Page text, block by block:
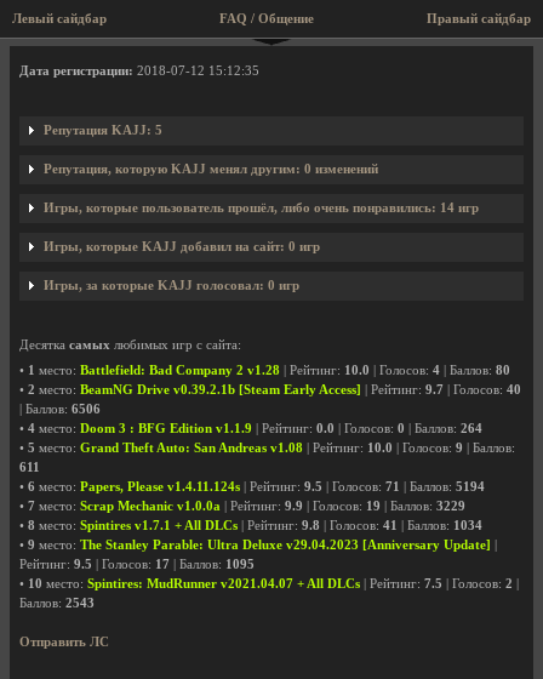
Левый сайдбар Правый сайдбар
FAQ / Общение
Профиль пользователя KAJJ
Дата регистрации: 2018-07-12 15:12:35
Репутация KAJJ: 5
Репутация, которую KAJJ менял другим: 0 изменений
Игры, которые пользователь прошёл, либо очень понравились: 14 игр
Игры, которые KAJJ добавил на сайт: 0 игр
Игры, за которые KAJJ голосовал: 0 игр
Десятка самых любимых игр с сайта:
• 1 место: Battlefield: Bad Company 2 v1.28 | Рейтинг: 10.0 | Голосов: 4 | Баллов: 80
• 2 место: BeamNG Drive v0.39.2.1b [Steam Early Access] | Рейтинг: 9.7 | Голосов: 40
| Баллов: 6506
• 4 место: Doom 3 : BFG Edition v1.1.9 | Рейтинг: 0.0 | Голосов: 0 | Баллов: 264
• 5 место: Grand Theft Auto: San Andreas v1.08 | Рейтинг: 10.0 | Голосов: 9 | Баллов:
611
• 6 место: Papers, Please v1.4.11.124s | Рейтинг: 9.5 | Голосов: 71 | Баллов: 5194
• 7 место: Scrap Mechanic v1.0.0a | Рейтинг: 9.9 | Голосов: 19 | Баллов: 3229
• 8 место: Spintires v1.7.1 + All DLCs | Рейтинг: 9.8 | Голосов: 41 | Баллов: 1034
• 9 место: The Stanley Parable: Ultra Deluxe v29.04.2023 [Anniversary Update]
Рейтинг: 9.5 | Голосов: 17 | Баллов: 1095
• 10 место: Spintires: MudRunner v2021.04.07 + All DLCs | Рейтинг: 7.5 | Голосов: 2
Баллов: 2543
Отправить ЛС